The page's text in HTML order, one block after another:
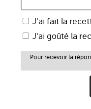
J'ai fait la
J'ai goûté la
Pour recevoir la